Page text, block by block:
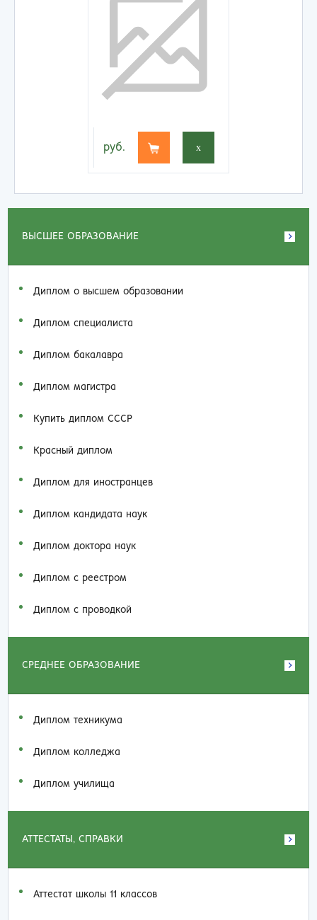
ВЫСШЕЕ ОБРАЗОВАНИЕ
Диплом о высшем образовании
Диплом специалиста
Диплом бакалавра
Диплом магистра
Купить диплом СССР
Красный диплом
Диплом для иностранцев
Диплом кандидата наук
Диплом доктора наук
Диплом с реестром
Диплом с проводкой
СРЕДНЕЕ ОБРАЗОВАНИЕ
Диплом техникума
Диплом колледжа
Диплом училища
АТТЕСТАТЫ, СПРАВКИ
Аттестат школы 11 классов
руб. x